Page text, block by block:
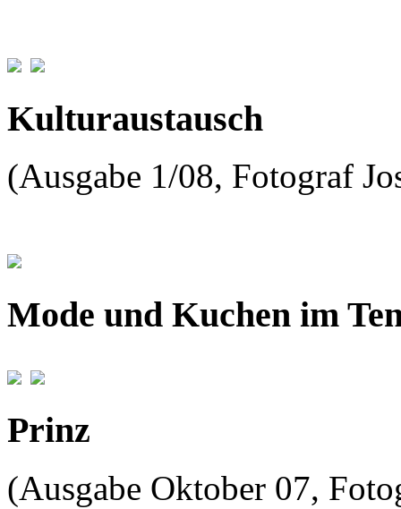
Kulturaustausch
(Ausgabe 1/08, Fotograf
Mode und Kuchen im
Prinz
(Ausgabe Oktober 07,